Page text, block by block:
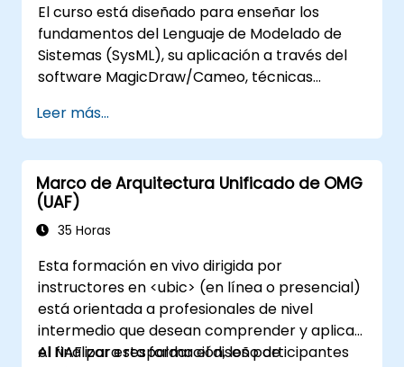
desarrollo y uso de consultas de modelos en
MagicDraw/Cameo.​
El curso está diseñado para enseñar los
fundamentos del Lenguaje de Modelado de
Sistemas (SysML), su aplicación a través del
software MagicDraw/Cameo, técnicas
Sistemas Basada en Modelos (MBSE) y buenas
prácticas en MBSE. Esta capacitación ofrece
una introducción básica a los conceptos
centrales y las funciones de CATIA No Magic’s
Teamwork Cloud, junto con la presentación
de los conceptos y características
Dominio (DSL) en MagicDraw.​
Leer más...
Marco de Arquitectura Unificado de OMG
(UAF)
35 Horas
Esta formación en vivo dirigida por
instructores en <ubic> (en línea o presencial)
está orientada a profesionales de nivel
intermedio que desean comprender y aplicar
el NAF para respaldar el diseño de
Al finalizar esta formación, los participantes